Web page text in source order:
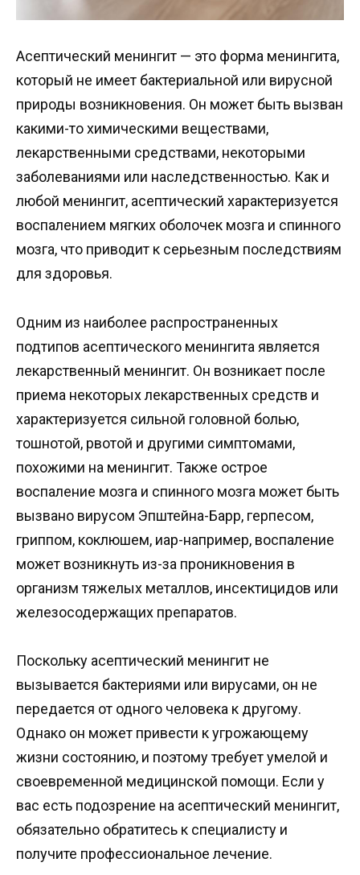
Асептический менингит — это форма менингита,
который не имеет бактериальной или вирусной
природы возникновения. Он может быть вызван
какими-то химическими веществами,
лекарственными средствами, некоторыми
заболеваниями или наследственностью. Как и
любой менингит, асептический характеризуется
воспалением мягких оболочек мозга и спинного
мозга, что приводит к серьезным последствиям
для здоровья.
Одним из наиболее распространенных
подтипов асептического менингита является
лекарственный менингит. Он возникает после
приема некоторых лекарственных средств и
характеризуется сильной головной болью,
тошнотой, рвотой и другими симптомами,
похожими на менингит. Также острое
воспаление мозга и спинного мозга может быть
вызвано вирусом Эпштейна-Барр, герпесом,
гриппом, коклюшем, иар-например, воспаление
может возникнуть из-за проникновения в
организм тяжелых металлов, инсектицидов или
железосодержащих препаратов.
Поскольку асептический менингит не
вызывается бактериями или вирусами, он не
передается от одного человека к другому.
Однако он может привести к угрожающему
жизни состоянию, и поэтому требует умелой и
своевременной медицинской помощи. Если у
вас есть подозрение на асептический менингит,
обязательно обратитесь к специалисту и
получите профессиональное лечение.